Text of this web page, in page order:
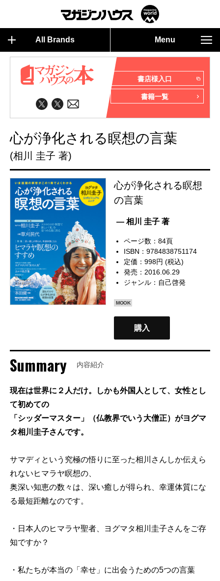
All Brands Menu
書店様入口
書籍一覧
心が浄化される瞑想の言葉
(相川 圭子 著)
心が浄化される瞑想
の言葉
— 相川 圭子 著
ページ数：84頁
ISBN：9784838751174
定価：998円 (税込)
発売：2016.06.29
ジャンル： 自己啓発
MOOK
購入
Summary 内容紹介
現在は世界に２人だけ。しかも外国人として、女性とし
て初めての
「シッダーマスター」（仏教界でいう大僧正）がヨグマ
タ相川圭子さんです。
サマディという究極の悟りに至った相川さんしか伝えら
れないヒマラヤ瞑想の、
奥深い知恵の数々は、深い癒しが得られ、幸運体質にな
る最短距離なのです。
・日本人のヒマラヤ聖者、ヨグマタ相川圭子さんをご存
知ですか？
・私たちが本当の「幸せ」に出会うための5つの言葉